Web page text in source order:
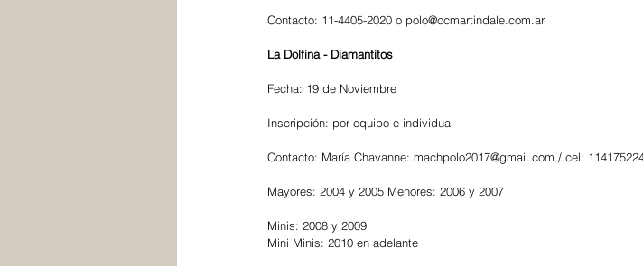
Contacto: 11-4405-2020 o polo@ccmartindale.com.ar
La Dolfina - Diamantitos
Fecha: 19 de Noviembre
Inscripción: por equipo e individual
Contacto: María Chavanne: machpolo2017@gmail.com / cel:
Mayores: 2004 y 2005 Menores: 2006 y 2007
Minis: 2008 y 2009
Mini Minis: 2010 en adelante